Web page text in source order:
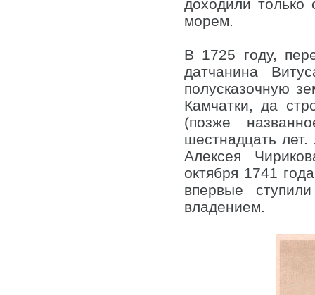
доходили
морем.
В 1725 году,
датчанина
полусказочную
Камчатки, да
(позже
шестнадцать
Алексея
октября 1741
впервые
владением.